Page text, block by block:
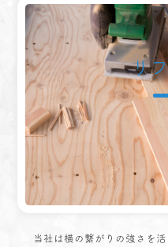
リ
当社は横の繋がりの強さを